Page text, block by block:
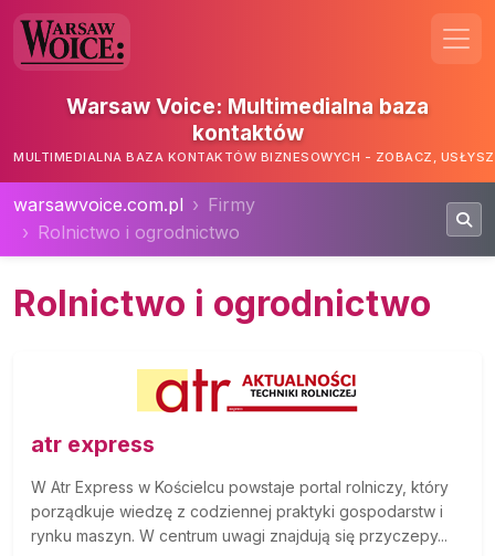
Warsaw Voice: Multimedialna baza
kontaktów
MULTIMEDIALNA BAZA KONTAKTÓW BIZNESOWYCH - ZOBACZ,
warsawvoice.com.pl
Firmy
Rolnictwo i ogrodnictwo
Rolnictwo i ogrodnictwo
atr express
W Atr Express w Kościelcu powstaje portal rolniczy, który
porządkuje wiedzę z codziennej praktyki gospodarstw i
rynku maszyn. W centrum uwagi znajdują się przyczepy...